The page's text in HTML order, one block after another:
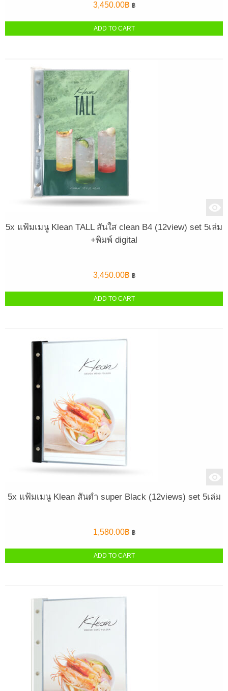
3,450.00฿ ฿
ADD TO CART
5x แฟ้มเมนู Klean TALL สันใส clean B4 (12view) set 5เล่ม
+พิมพ์ digital
3,450.00฿ ฿
ADD TO CART
5x แฟ้มเมนู Klean สันดำ super Black (12views) set 5เล่ม
1,580.00฿ ฿
ADD TO CART